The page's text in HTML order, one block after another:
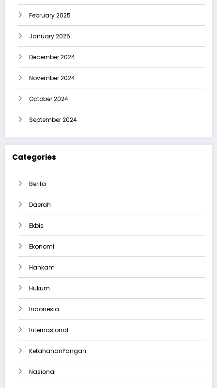
February 2025
January 2025
December 2024
November 2024
October 2024
September 2024
Categories
Berita
Daerah
Ekbis
Ekonomi
Hankam
Hukum
Indonesia
Internasional
KetahananPangan
Nasional